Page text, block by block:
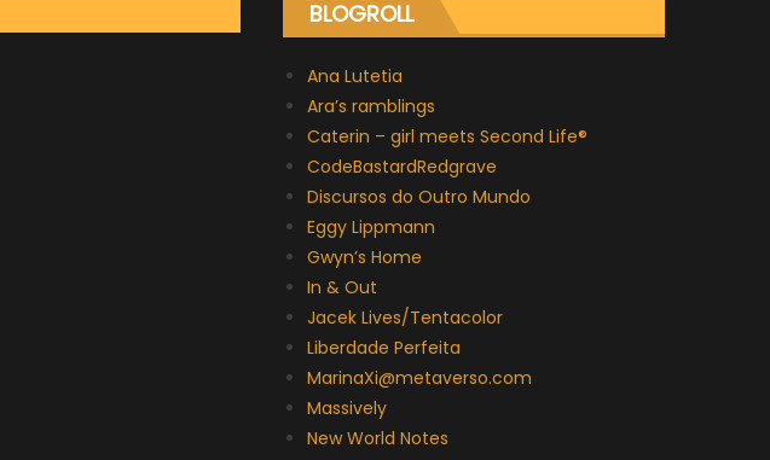
BLOGROLL
Ana Lutetia
Ara’s ramblings
Caterin – girl meets Second Life®
CodeBastardRedgrave
Discursos do Outro Mundo
Eggy Lippmann
Gwyn’s Home
In & Out
Jacek Lives/Tentacolor
Liberdade Perfeita
MarinaXi@metaverso.com
Massively
New World Notes